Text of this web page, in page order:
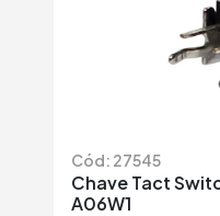
Cód: 27545
Chave Tact
A06W1